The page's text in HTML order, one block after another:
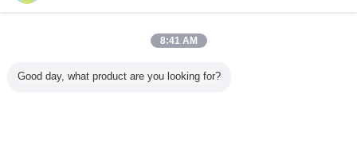
すべての製品
8:41 AM
Good day, what product are you looking for?